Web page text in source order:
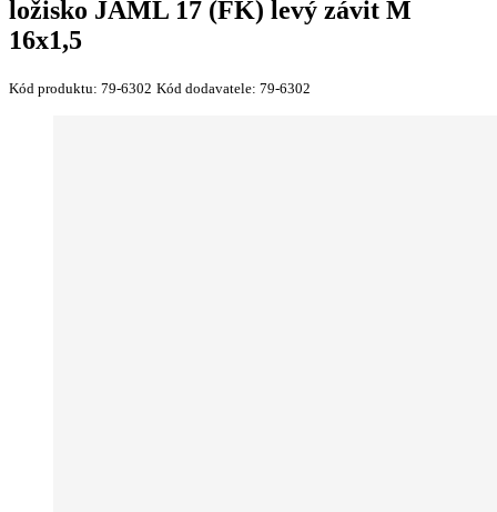
ložisko JAML 17 (FK) levý závit M
16x1,5
Kód produktu: 79-6302 Kód dodavatele: 79-6302